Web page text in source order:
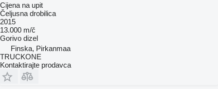
Cijena na upit
Čeljusna drobilica
2015
13.000 m/č
Gorivo dizel
Finska, Pirkanmaa
TRUCKONE
Kontaktirajte prodavca